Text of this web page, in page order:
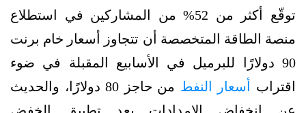
توقّع أكثر من 52% من المشاركين في استطلاع
منصة الطاقة المتخصصة أن تتجاوز أسعار خام برنت
90 دولارًا للبرميل في الأسابيع المقبلة في ضوء
اقتراب أسعار النفط
من حاجز 80 دولارًا، والحديث